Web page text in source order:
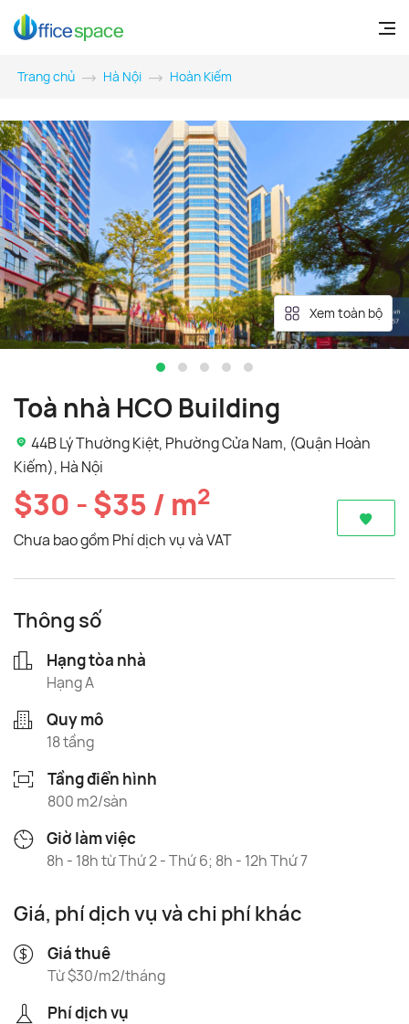
Trang chủ Hà Nội Hoàn Kiếm
Xem toàn bộ
Toà nhà HCO Building
44B Lý Thường Kiệt, Phường Cửa Nam, (Quận Hoàn
Kiếm), Hà Nội
$30 - $35 / m2
Chưa bao gồm Phí dịch vụ và VAT
Thông số
Hạng tòa nhà
Hạng A
Quy mô
18 tầng
Tầng điển hình
800 m2/sàn
Giờ làm việc
8h - 18h từ Thứ 2 - Thứ 6; 8h - 12h Thứ 7
Giá, phí dịch vụ và chi phí khác
Giá thuê
Từ $30/m2/tháng
Phí dịch vụ